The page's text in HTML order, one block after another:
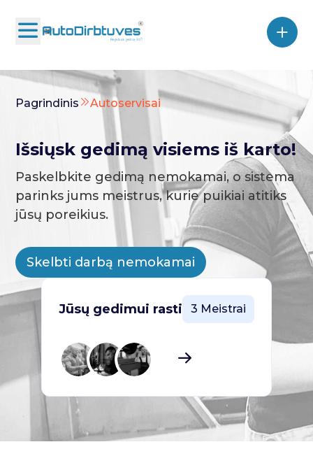
Pagrindinis Autoservisai
Išsiųsk gedimą visiems iš karto!
Paskelbkite gedimą nemokamai, o sistema
parinks jums meistrus, kurie puikiai atitiks
jūsų poreikius.
Skelbti darbą nemokamai
Jūsų gedimui rasti 3 Meistrai